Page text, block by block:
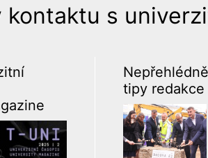
kontaktu s
tipy redakce